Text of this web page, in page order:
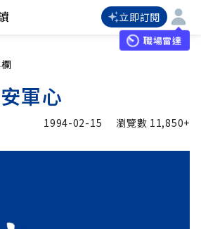
立即訂閱
職場雷達
軍心
1994-02-15 瀏覽數 11,850+